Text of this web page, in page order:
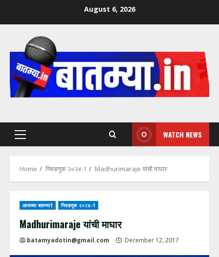
August 6, 2026
Primary
WATCH NEWS
Home निवडणूक २०२४-1 Madhurimaraje यांची माघार
आजच्या बातम्या1 निवडणूक २०२४-1
Madhurimaraje यांची माघार
batamyadotin@gmail.com December 12, 2017